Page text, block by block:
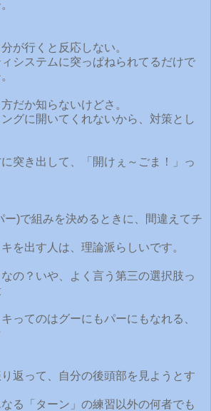
が行くと反応しない。
システムに突っぱねられてるだけで
だか知らないけどさ。
グに開いてくれないから、対策とし
突き出して、「開けぇ～ごま！」っ
ー)で組みを決めるときに、間違えてチ
を出す人は、理論派らしいです。
の？いや、よく言う第三の選択肢っ
ってのはグーにもパーにもなれる、
り返って、自分の後頭部を見ようとす
る「ターン」の練習以外の何者でも